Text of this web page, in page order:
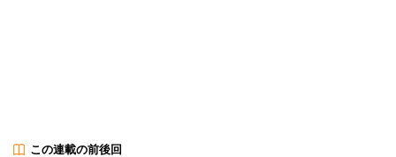
この連載の前後回